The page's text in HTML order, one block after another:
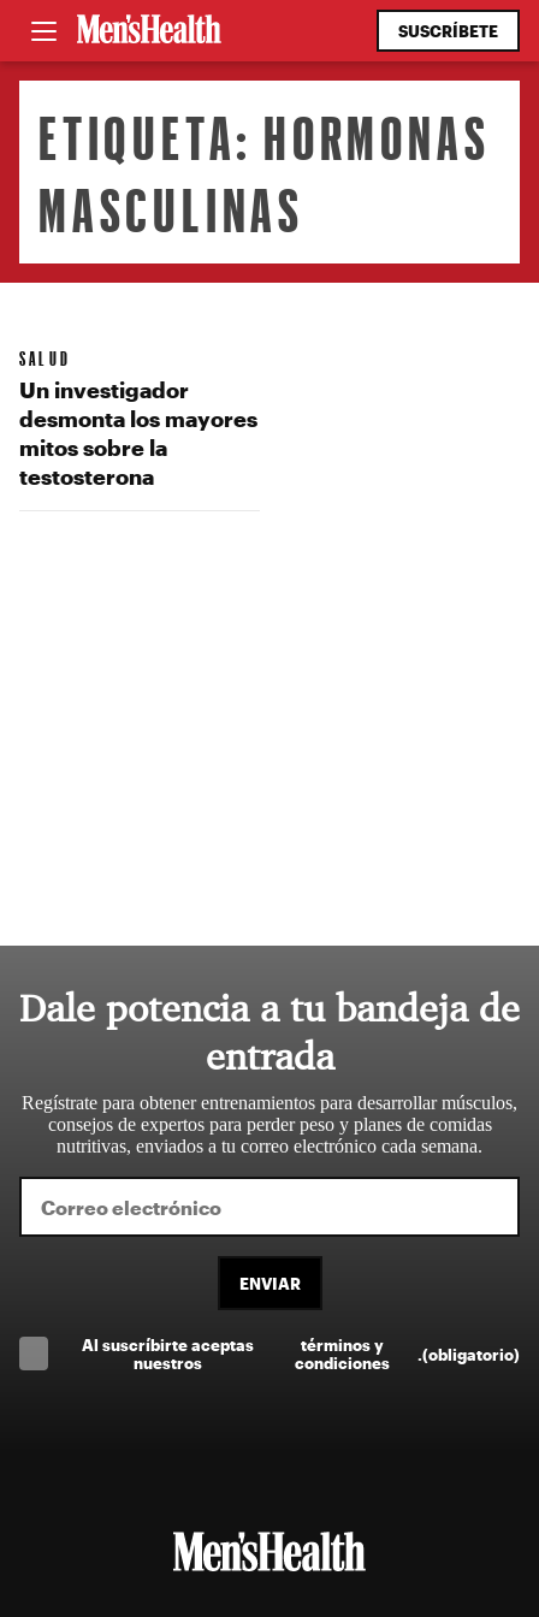
SUSCRÍBETE
ETIQUETA: HORMONAS
MASCULINAS
SALUD
Un investigador
desmonta los mayores
mitos sobre la
testosterona
Dale potencia a tu bandeja de
entrada
Regístrate para obtener entrenamientos para desarrollar músculos,
consejos de expertos para perder peso y planes de comidas
nutritivas, enviados a tu correo electrónico cada semana.
ENVIAR
Al suscríbirte aceptas
nuestros
términos y
condiciones
(obligatorio)